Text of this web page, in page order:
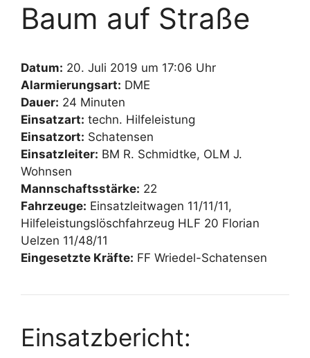
Baum auf Straße
Datum: 20. Juli 2019 um 17:06 Uhr
Alarmierungsart: DME
Dauer: 24 Minuten
Einsatzart: techn. Hilfeleistung
Einsatzort: Schatensen
Einsatzleiter: BM R. Schmidtke, OLM J.
Wohnsen
Mannschaftsstärke: 22
Fahrzeuge: Einsatzleitwagen 11/11/11,
Hilfeleistungslöschfahrzeug HLF 20 Florian
Uelzen 11/48/11
Eingesetzte Kräfte: FF Wriedel-Schatensen
Einsatzbericht: